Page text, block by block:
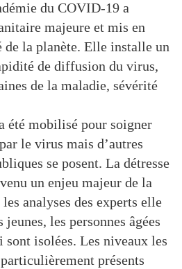
du COVID-19 a
majeure et mis en
la planète. Elle installe un
de diffusion du virus,
de la maladie, sévérité
été mobilisé pour soigner
le virus mais d’autres
se posent. La détresse
un enjeu majeur de la
analyses des experts elle
les personnes âgées
isolées. Les niveaux les
présents